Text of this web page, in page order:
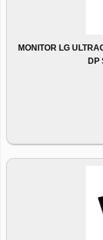
MONITOR LG
DP